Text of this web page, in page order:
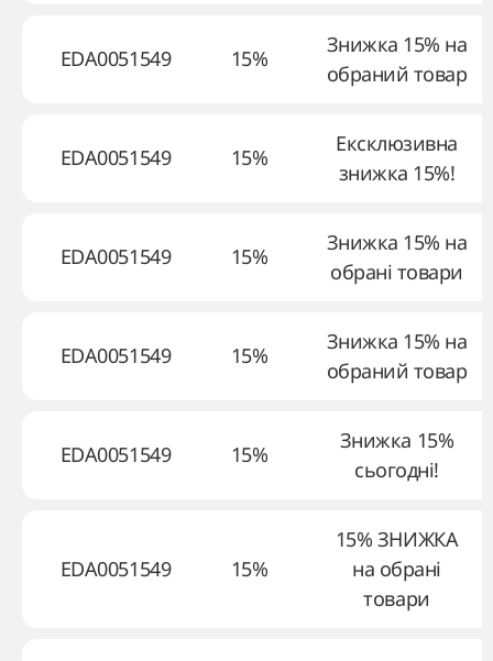
EDA0051549 15%
Знижка 15% на
обраний товар
EDA0051549 15%
Ексклюзивна
знижка 15%!
EDA0051549 15%
Знижка 15% на
обрані товари
EDA0051549 15%
Знижка 15% на
обраний товар
EDA0051549 15%
Знижка 15%
сьогодні!
EDA0051549 15%
15% ЗНИЖКА
на обрані
товари